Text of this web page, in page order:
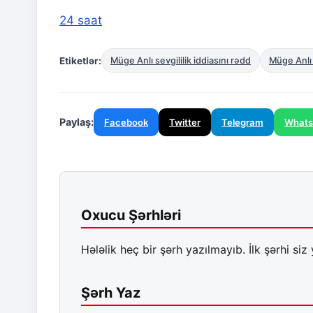
24 saat
Etiketlər: Müge Anlı sevgililik iddiasını rədd Müge
Paylaş: Facebook Twitter Telegram
Oxucu Şərhləri
Hələlik heç bir şərh yazılmayıb. İlk şərhi siz
Şərh Yaz